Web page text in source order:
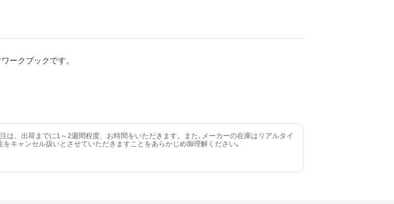
ークブックです。
、出荷までに1～2週間程度、お時間をいただきます。また､メーカーの在庫はリアルタイ
キャンセル扱いとさせていただきますことをあらかじめ御理解ください｡